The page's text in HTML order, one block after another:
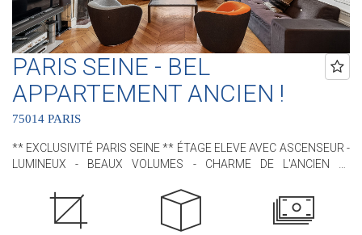
PARIS SEINE - BEL
APPARTEMENT ANCIEN !
75014 PARIS
** EXCLUSIVITÉ PARIS SEINE ** ÉTAGE ELEVE AVEC ASCENSEUR -
LUMINEUX - BEAUX VOLUMES - CHARME DE L'ANCIEN **
et du jardin du Luxembourg, nous avons le plaisir de vous
proposer, ce bel appartement situé au sein d'un immeuble de